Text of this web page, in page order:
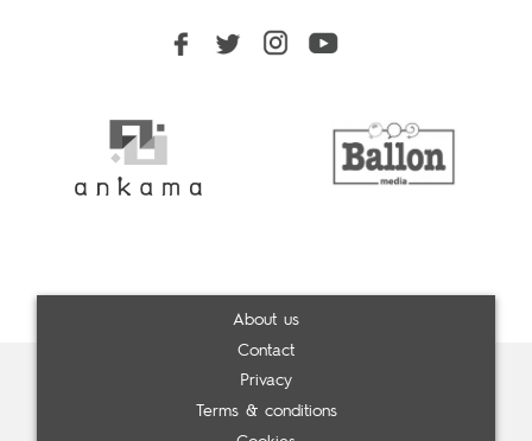
About us
Contact
Privacy
Terms & conditions